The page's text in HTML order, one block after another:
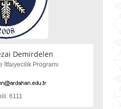
Demirdelen
İtfaiyecilik Programı
6111